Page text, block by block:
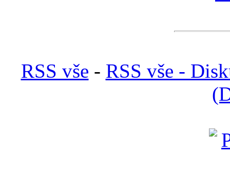
RSS vše - RSS vše -